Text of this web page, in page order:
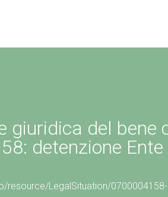
giuridica del bene
detenzione
resource/LegalSituation/